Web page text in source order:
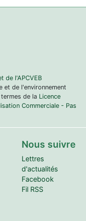
de l'APCVEB
et de l'environnement
de la Licence
Commerciale - Pas
Nous suivre
Lettres
d'actualités
Facebook
Fil RSS